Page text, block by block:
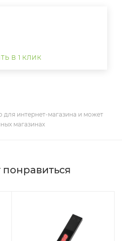
В 1 КЛИК
для интернет-магазина и может
магазинах